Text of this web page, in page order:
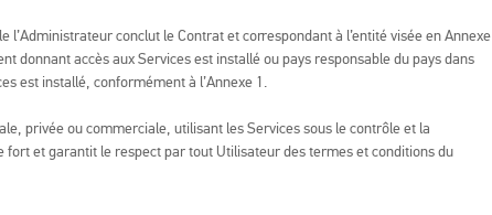
l’Administrateur conclut le Contrat et correspondant à l’entité visée en Annexe
donnant accès aux Services est installé ou pays responsable du pays dans
est installé, conformément à l’Annexe 1.
privée ou commerciale, utilisant les Services sous le contrôle et la
fort et garantit le respect par tout Utilisateur des termes et conditions du